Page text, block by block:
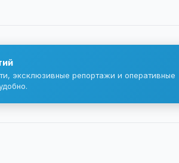
эксклюзивные репортажи и оперативные